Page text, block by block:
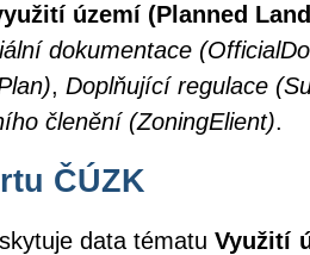
území (Planned
dokumentace
, Doplňující regulace
členění (ZoningElient).
ČÚZK
data tématuVyužití